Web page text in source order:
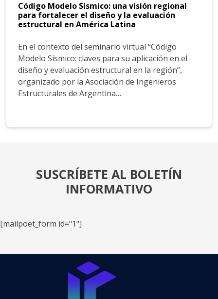
Código Modelo Sísmico: una visión regional
para fortalecer el diseño y la evaluación
estructural en América Latina
En el contexto del seminario virtual “Código
Modelo Sísmico: claves para su aplicación en el
diseño y evaluación estructural en la región”,
organizado por la Asociación de Ingenieros
Estructurales de Argentina…
SUSCRÍBETE AL BOLETÍN
INFORMATIVO
[mailpoet_form id="1"]